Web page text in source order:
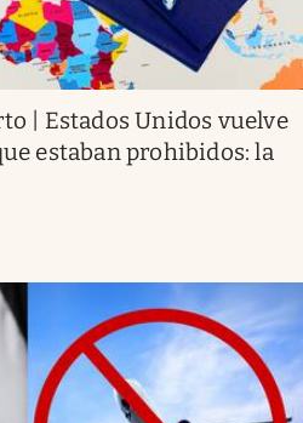
| Estados Unidos vuelve
estaban prohibidos: la